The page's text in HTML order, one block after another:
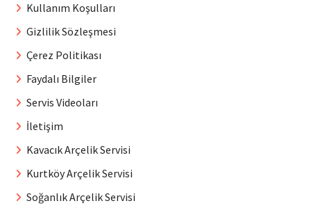
Kullanım Koşulları
Gizlilik Sözleşmesi
Çerez Politikası
Faydalı Bilgiler
Servis Videoları
İletişim
Kavacık Arçelik Servisi
Kurtköy Arçelik Servisi
Soğanlık Arçelik Servisi